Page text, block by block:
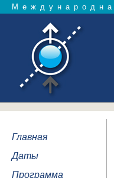
Главная
Даты
Программа